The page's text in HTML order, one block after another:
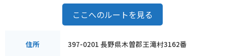
ここへのルートを見る
住所 397-0201 長野県木曽郡王滝村3162番